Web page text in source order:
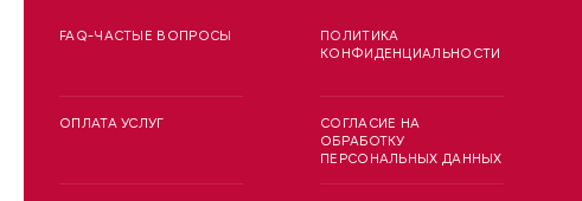
FAQ-ЧАСТЫЕ ВОПРОСЫ
ОПЛАТА УСЛУГ
ПОЛИТИКА
КОНФИДЕНЦИАЛЬНОСТИ
СОГЛАСИЕ НА
ОБРАБОТКУ
ПЕРСОНАЛЬНЫХ ДАННЫХ